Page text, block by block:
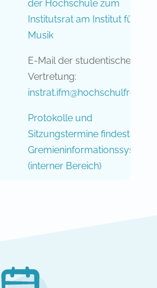
der Hochschule zum
Institutsrat am Institut für
Musik
E-Mail der studentischen
Vertretung:
Protokolle und
Sitzungstermine findest du im
Gremieninformationssystem
(interner Bereich)